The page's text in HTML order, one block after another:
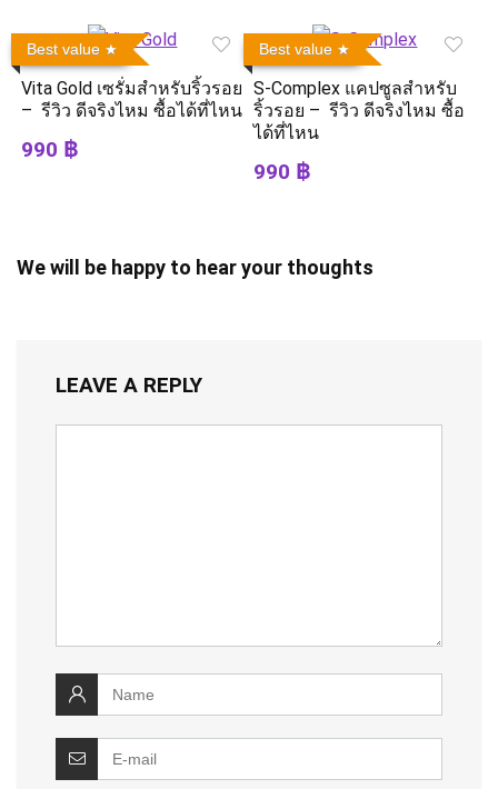
Best value
Vita Gold เซรั่มสำหรับริ้วรอย
– รีวิว ดีจริงไหม ซื้อได้ที่ไหน
990 ฿
Best value
S-Complex แคปซูลสำหรับ
ริ้วรอย – รีวิว ดีจริงไหม ซื้อ
ได้ที่ไหน
990 ฿
We will be happy to hear your thoughts
LEAVE A REPLY